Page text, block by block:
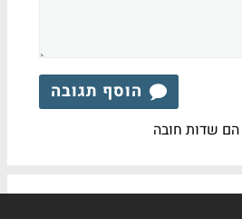
הוסף תגובה
הם שדות חובה